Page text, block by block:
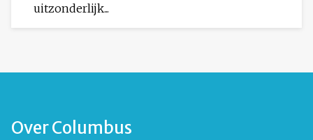
uitzonderlijk...
Over Columbus